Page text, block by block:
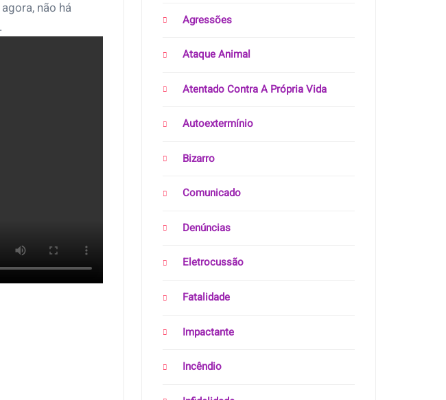
não há
Agressões
Ataque Animal
Atentado Contra A Própria Vida
Autoextermínio
Bizarro
Comunicado
Denúncias
Eletrocussão
Fatalidade
Impactante
Incêndio